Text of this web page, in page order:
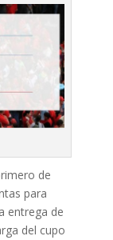
de
para
entrega de
del cupo